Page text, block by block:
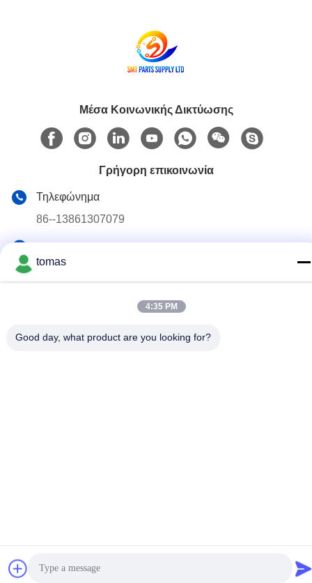
Μέσα Κοινωνικής Δικτύωσης
Γρήγορη επικοινωνία
Τηλεφώνημα
86--13861307079
tomas@smtmachine-parts.com
D-526, Haye Science Park, 93# Weihe Road, Suzhou
tomas
4:35 PM
Good day, what product are you looking for?